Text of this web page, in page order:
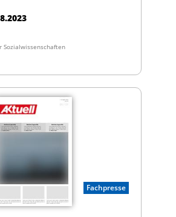
Sozialwissenschaften
Fachpresse